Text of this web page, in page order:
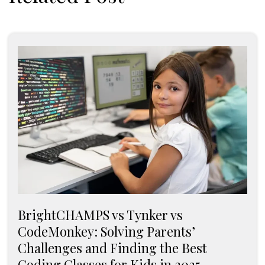
BrightCHAMPS vs Tynker vs
CodeMonkey: Solving Parents’
Challenges and Finding the Best